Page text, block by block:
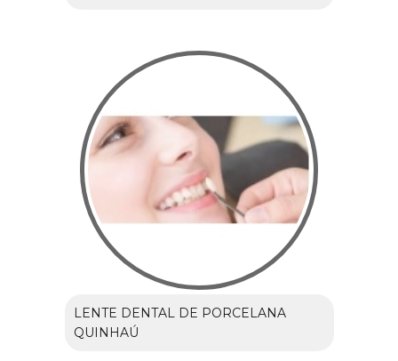
LENTE DENTAL DE PORCELANA
QUINHAÚ